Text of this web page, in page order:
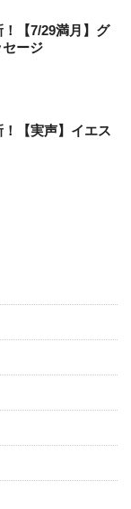
【7/29満月】グ
ージ
【実声】イエス